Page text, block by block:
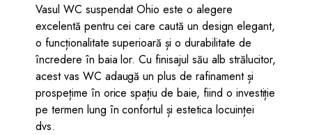
Vasul WC suspendat Ohio este o alegere
excelentă pentru cei care caută un design elegant,
o funcționalitate superioară și o durabilitate de
încredere în baia lor. Cu finisajul său alb strălucitor,
acest vas WC adaugă un plus de rafinament și
prospețime în orice spațiu de baie, fiind o investiție
pe termen lung în confortul și estetica locuinței
dvs.